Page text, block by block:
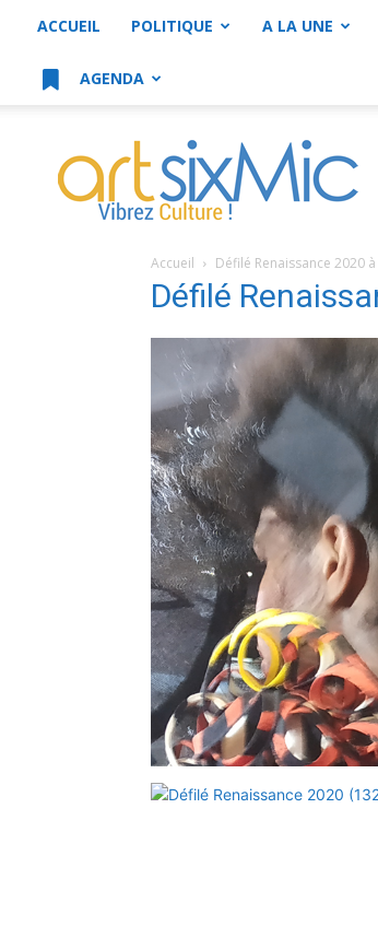
ACCUEIL POLITIQUE A LA UNE
AGENDA
artsixMic
Accueil Défilé Renaissance 2020
Défilé